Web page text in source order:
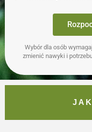
Wybór dla osób
zmienić nawyki i